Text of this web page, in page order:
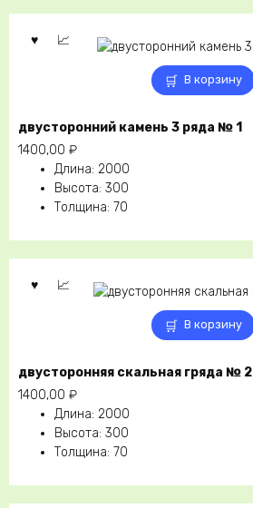
В корзину
двусторонний камень 3 ряда № 1
1400,00 ₽
Длина: 2000
Высота: 300
Толщина: 70
В корзину
двусторонняя скальная гряда № 2
1400,00 ₽
Длина: 2000
Высота: 300
Толщина: 70